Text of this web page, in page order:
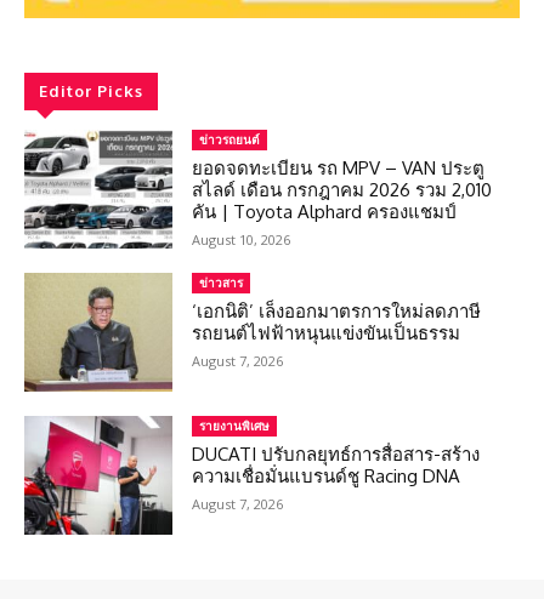
Editor Picks
ข่าวรถยนต์
ยอดจดทะเบียน รถ MPV – VAN ประตู
สไลด์ เดือน กรกฎาคม 2026 รวม 2,010
คัน | Toyota Alphard ครองแชมป์
August 10, 2026
ข่าวสาร
‘เอกนิติ’ เล็งออกมาตรการใหม่ลดภาษี
รถยนต์ไฟฟ้าหนุนแข่งขันเป็นธรรม
August 7, 2026
รายงานพิเศษ
DUCATI ปรับกลยุทธ์การสื่อสาร-สร้าง
ความเชื่อมั่นแบรนด์ชู Racing DNA
August 7, 2026